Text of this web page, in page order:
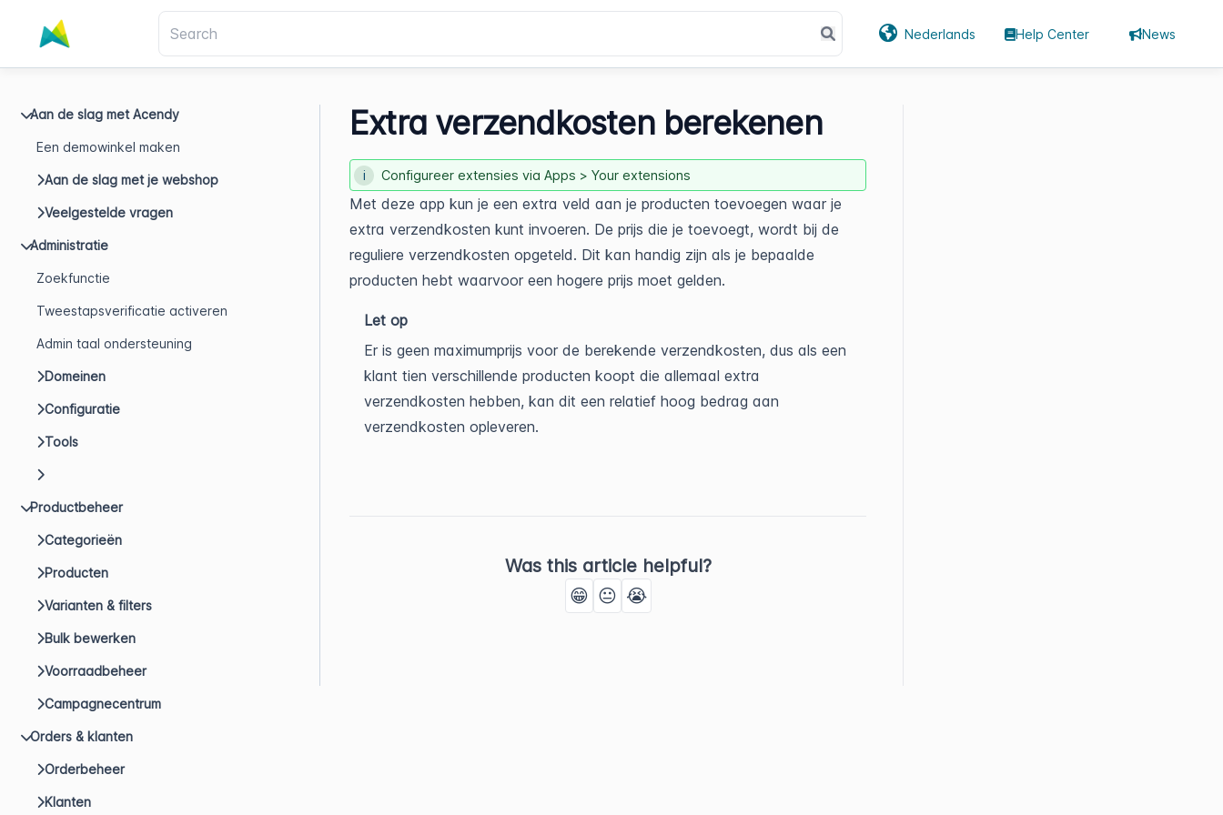
Nederlands Help Center News
Aan de slag met Acendy
Een demowinkel maken
Aan de slag met je webshop
Veelgestelde vragen
Administratie
Zoekfunctie
Tweestapsverificatie activeren
Admin taal ondersteuning
Domeinen
Configuratie
Tools
Productbeheer
Categorieën
Producten
Varianten & filters
Bulk bewerken
Voorraadbeheer
Campagnecentrum
Orders & klanten
Orderbeheer
Klanten
Extra verzendkosten berekenen
Configureer extensies via Apps > Your extensions
Met deze app kun je een extra veld aan je producten toevoegen waar je
extra verzendkosten kunt invoeren. De prijs die je toevoegt, wordt bij de
reguliere verzendkosten opgeteld. Dit kan handig zijn als je bepaalde
producten hebt waarvoor een hogere prijs moet gelden.
Let op
Er is geen maximumprijs voor de berekende verzendkosten, dus als een
klant tien verschillende producten koopt die allemaal extra
verzendkosten hebben, kan dit een relatief hoog bedrag aan
verzendkosten opleveren.
Was this article helpful?
😁 😐 😭